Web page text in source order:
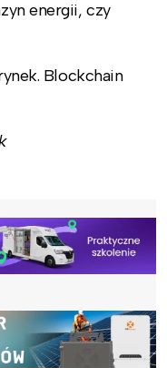
energii, czy
Blockchain